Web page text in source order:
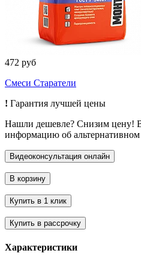
472 руб
Смеси Старатели
! Гарантия лучшей цены
Нашли дешевле? Снизим цену!
информацию об
Характеристики